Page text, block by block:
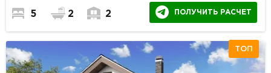
5 2 2 ПОЛУЧИТЬ РАСЧЕТ
ТОП